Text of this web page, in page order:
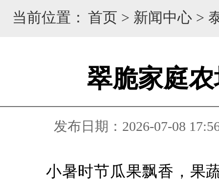
当前位置： 首页 > 新闻中心 >
翠脆家庭
发布日期：2026-07-08
小暑时节瓜果飘香，果